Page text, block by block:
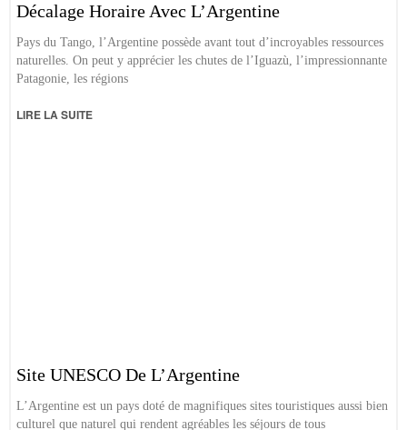
Décalage Horaire Avec L’Argentine
Pays du Tango, l’Argentine possède avant tout d’incroyables ressources
naturelles. On peut y apprécier les chutes de l’Iguazù, l’impressionnante
Patagonie, les régions
LIRE LA SUITE
Site UNESCO De L’Argentine
L’Argentine est un pays doté de magnifiques sites touristiques aussi bien
culturel que naturel qui rendent agréables les séjours de tous